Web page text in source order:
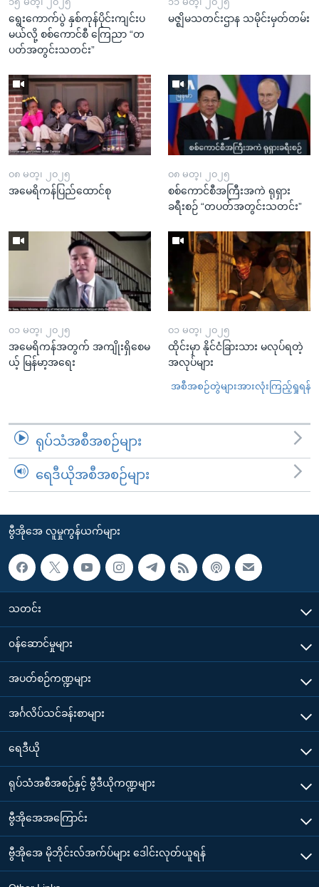
ရွေးကောက်ပွဲ နှစ်ကုန်ပိုင်းကျင်းပ
မယ်လို့ စစ်ကောင်စီ ကြေညာ “တ
ပတ်အတွင်းသတင်း”
မဇ္ဈိမသတင်းဌာန သမိုင်းမှတ်တမ်း
၀၈ မတ္၊ ၂၀၂၅
အမေရိကန်ပြည်ထောင်စု
၀၈ မတ္၊ ၂၀၂၅
စစ်ကောင်စီအကြီးအကဲ ရုရှား
ခရီးစဉ် “တပတ်အတွင်းသတင်း”
၀၁ မတ္၊ ၂၀၂၅
အမေရိကန်အတွက် အကျိုးရှိစေမ
ယ့် မြန်မာ့အရေး
၀၁ မတ္၊ ၂၀၂၅
ထိုင်းမှာ နိုင်ငံခြားသား မလုပ်ရတဲ့
အလုပ်များ
အစီအစဉ်တွဲများအားလုံးကြည့်ရှုရန်
ရုပ်သံအစီအစဉ်များ
ရေဒီယိုအစီအစဉ်များ
ဗွီအိုအေ လူမှုကွန်ယက်များ
သတင်း
၀န်ဆောင်မှုများ
အပတ်စဉ်ကဏ္ဍများ
အင်္ဂလိပ်သင်ခန်းစာများ
ရေဒီယို
ရုပ်သံအစီအစဉ်နှင့် ဗွီဒီယိုကဏ္ဍများ
ဗွီအိုအေအကြောင်း
ဗွီအိုအေ မိုဘိုင်းလ်အက်ပ်များ ဒေါင်းလုတ်ယူရန်